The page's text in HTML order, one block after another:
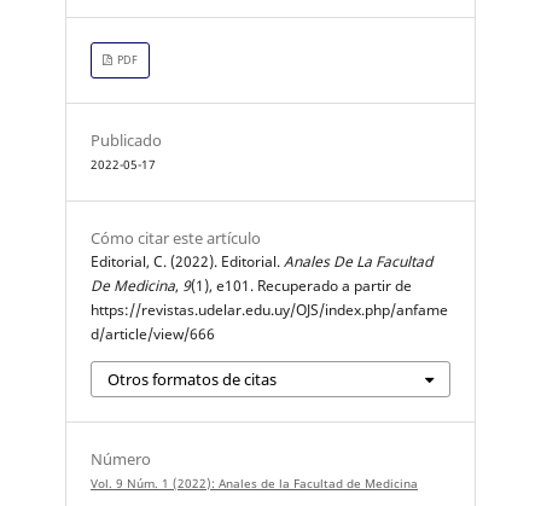
PDF
Publicado
2022-05-17
Cómo citar este artículo
Editorial, C. (2022). Editorial.Anales De La Facultad
De Medicina, 9(1), e101. Recuperado a partir de
https://revistas.udelar.edu.uy/OJS/index.php/anfame
d/article/view/666
Otros formatos de citas
Número
Vol. 9 Núm. 1 (2022): Anales de la Facultad de Medicina